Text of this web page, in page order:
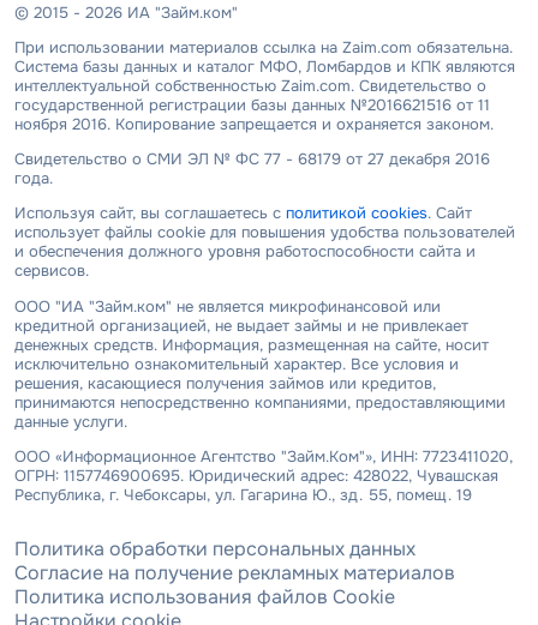
© 2015 - 2026 ИА "Займ.ком"
При использовании материалов ссылка на Zaim.com обязательна.
Система базы данных и каталог МФО, Ломбардов и КПК являются
интеллектуальной собственностью Zaim.com. Свидетельство о
государственной регистрации базы данных №2016621516 от 11
ноября 2016. Копирование запрещается и охраняется законом.
Свидетельство о СМИ ЭЛ № ФС 77 - 68179 от 27 декабря 2016
года.
Используя сайт, вы соглашаетесь с политикой cookies. Сайт
использует файлы cookie для повышения удобства пользователей
и обеспечения должного уровня работоспособности сайта и
сервисов.
ООО "ИА "Займ.ком" не является микрофинансовой или
кредитной организацией, не выдает займы и не привлекает
денежных средств. Информация, размещенная на сайте, носит
исключительно ознакомительный характер. Все условия и
решения, касающиеся получения займов или кредитов,
принимаются непосредственно компаниями, предоставляющими
данные услуги.
ООО «Информационное Агентство "Займ.Ком"», ИНН: 7723411020,
ОГРН: 1157746900695. Юридический адрес: 428022, Чувашская
Республика, г. Чебоксары, ул. Гагарина Ю., зд. 55, помещ. 19
Политика обработки персональных данных
Согласие на получение рекламных материалов
Политика использования файлов Cookie